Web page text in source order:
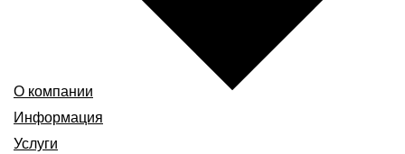
О компании
Информация
Услуги